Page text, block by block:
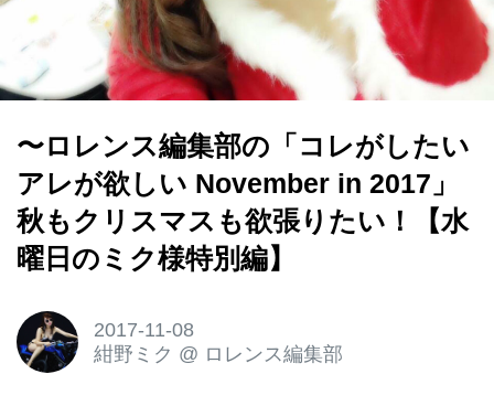
〜ロレンス編集部の「コレがしたい
アレが欲しい November in 2017」
秋もクリスマスも欲張りたい！【水
曜日のミク様特別編】
2017-11-08
紺野ミク @ ロレンス編集部